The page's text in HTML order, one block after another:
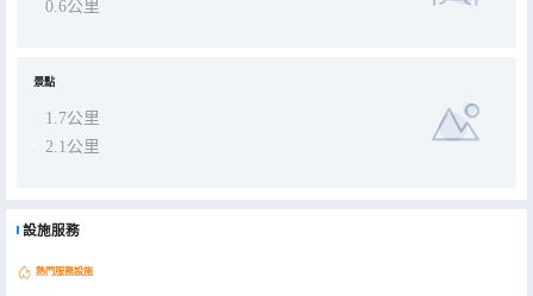
0.6公里
景點
1.7公里
2.1公里
設施服務
熱門服務設施